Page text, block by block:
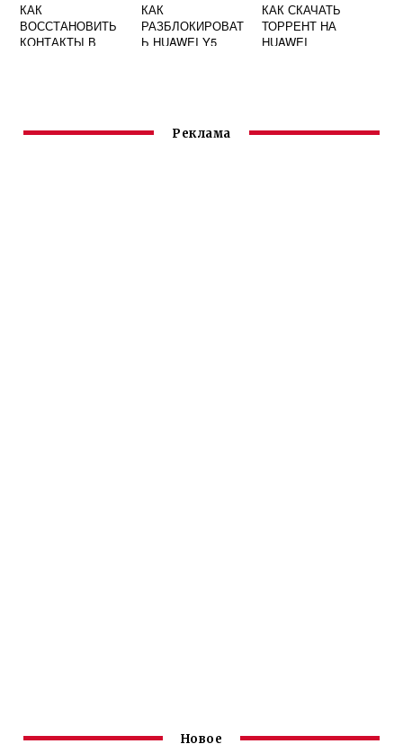
КАК
ВОССТАНОВИТЬ
КОНТАКТЫ В
КАК
РАЗБЛОКИРОВАТ
Ь HUAWEI Y5
КАК СКАЧАТЬ
ТОРРЕНТ НА
HUAWEI
Реклама
Новое